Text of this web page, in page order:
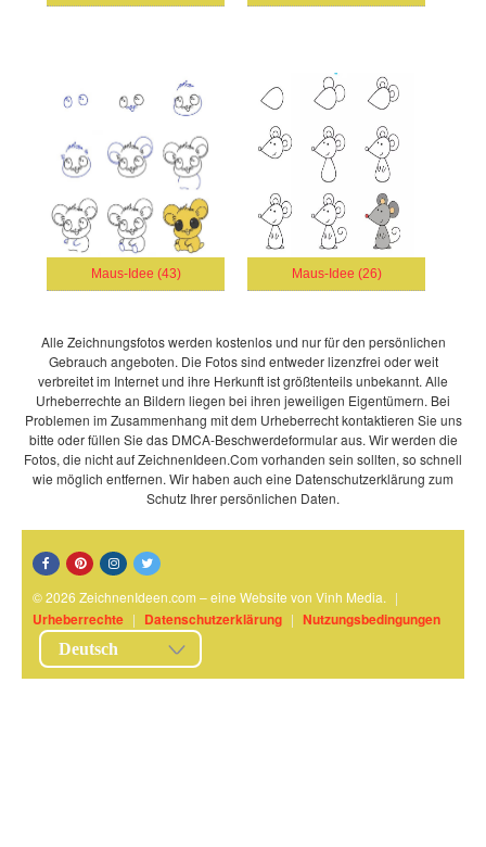
Maus-Idee (43) Maus-Idee (26)
Alle Zeichnungsfotos werden kostenlos und nur für den persönlichen
Gebrauch angeboten. Die Fotos sind entweder lizenzfrei oder weit
verbreitet im Internet und ihre Herkunft ist größtenteils unbekannt. Alle
Urheberrechte an Bildern liegen bei ihren jeweiligen Eigentümern. Bei
Problemen im Zusammenhang mit dem Urheberrecht kontaktieren Sie uns
bitte oder füllen Sie das DMCA-Beschwerdeformular aus. Wir werden die
Fotos, die nicht auf ZeichnenIdeen.Com vorhanden sein sollten, so schnell
wie möglich entfernen. Wir haben auch eine Datenschutzerklärung zum
Schutz Ihrer persönlichen Daten.
© 2026 ZeichnenIdeen.com – eine Website von Vinh Media. |
Urheberrechte | Datenschutzerklärung | Nutzungsbedingungen
Deutsch